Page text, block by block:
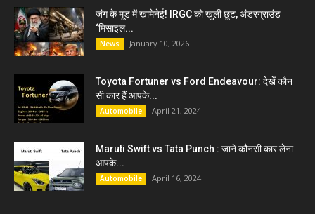
जंग के मूड में खामेनेई! IRGC को खुली छूट, अंडरग्राउंड
‘मिसाइल...
News January 10, 2026
Toyota Fortuner vs Ford Endeavour: देखें कौन
सी कार हैं आपके...
Automobile April 21, 2024
Maruti Swift vs Tata Punch : जाने कौनसी कार लेना
आपके...
Automobile April 16, 2024